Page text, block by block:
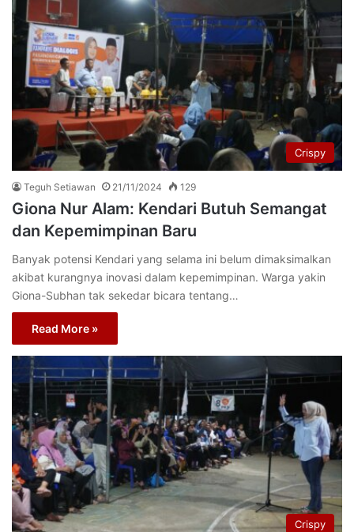
Crispy
Teguh Setiawan 21/11/2024 129
Giona Nur Alam: Kendari Butuh Semangat
dan Kepemimpinan Baru
Banyak potensi Kendari yang selama ini belum dimaksimalkan
akibat kurangnya inovasi dalam kepemimpinan. Warga yakin
Giona-Subhan tak sekedar bicara tentang…
Read More »
Crispy